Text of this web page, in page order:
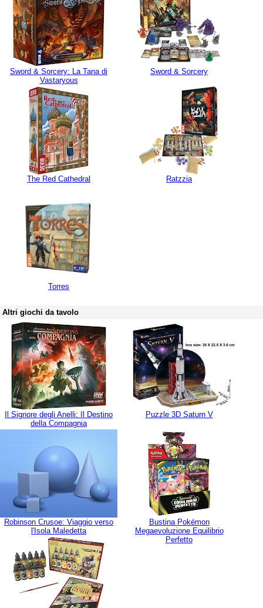
Sword & Sorcery: La Tana di
Vastaryous
Sword & Sorcery
The Red Cathedral Ratzzia
Torres
Altri giochi da tavolo
Il Signore degli Anelli: Il Destino
della Compagnia
Puzzle 3D Saturn V
Robinson Crusoe: Viaggio verso
l'Isola Maledetta
Bustina Pokémon
Megaevoluzione Equilibrio
Perfetto